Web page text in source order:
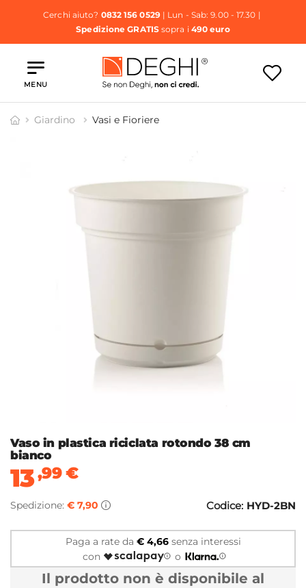
Cerchi aiuto? 0832 156 0529| Lun - Sab: 9.00 - 17.30 |
Spedizione GRATISsopra i 490 euro
MENU
Giardino Vasi e Fioriere
Vaso in plastica riciclata rotondo 38 cm
bianco
13,99€
Spedizione: € 7,90 Codice: HYD-2BN
Paga a rate da € 4,66senza interessi
con
o
Il prodotto non è disponibile al